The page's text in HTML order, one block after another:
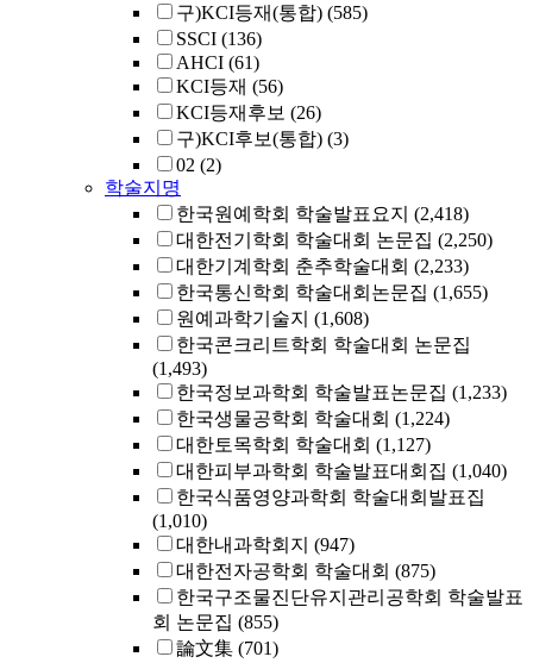
구)KCI등재(통합) (585)
SSCI (136)
AHCI (61)
KCI등재 (56)
KCI등재후보 (26)
구)KCI후보(통합) (3)
02 (2)
학술지명
한국원예학회 학술발표요지 (2,418)
대한전기학회 학술대회 논문집 (2,250)
대한기계학회 춘추학술대회 (2,233)
한국통신학회 학술대회논문집 (1,655)
원예과학기술지 (1,608)
한국콘크리트학회 학술대회 논문집
(1,493)
한국정보과학회 학술발표논문집 (1,233)
한국생물공학회 학술대회 (1,224)
대한토목학회 학술대회 (1,127)
대한피부과학회 학술발표대회집 (1,040)
한국식품영양과학회 학술대회발표집
(1,010)
대한내과학회지 (947)
대한전자공학회 학술대회 (875)
한국구조물진단유지관리공학회 학술발표
회 논문집 (855)
論文集 (701)